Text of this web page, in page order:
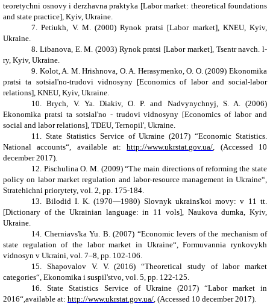
teoretychni osnovy i derzhavna praktyka [Labor market: theoretical foundations
and state practice], Kyiv, Ukraine.
7. Petiukh, V. M. (2000) Rynok pratsi [Labor market], KNEU, Kyiv,
Ukraine.
8. Libanova, E. M. (2003) Rynok pratsi [Labor market], Tsentr navch. l-
ry, Kyiv, Ukraine.
9. Kolot, A. M. Hrishnova, O. A. Herasymenko, O. O. (2009) Ekonomika
pratsi ta sotsial'no-trudovi vidnosyny [Economics of labor and social-labor
relations], KNEU, Kyiv, Ukraine.
10. Brych, V. Ya. Diakiv, O. P. and Nadvynychnyj, S. A. (2006)
Ekonomika pratsi ta sotsial'no - trudovi vidnosyny [Economics of labor and
social and labor relations], TDEU, Ternopil', Ukraine.
11. State Statistics Service of Ukraine (2017) “Economic Statistics.
National accounts“, available at:http://www.ukrstat.gov.ua/ , (Accessed 10
december 2017).
12. Pischulina O. M. (2009) “The main directions of reforming the state
policy on labor market regulation and labor-resource management in Ukraine“,
Stratehichni priorytety, vol. 2, pp. 175-184.
13. Bilodid I. K. (1970—1980) Slovnyk ukrains'koi movy: v 11 tt.
[Dictionary of the Ukrainian language: in 11 vols], Naukova dumka, Kyiv,
Ukraine.
14. Cherniavs'ka Yu. B. (2007) “Economic levers of the mechanism of
state regulation of the labor market in Ukraine“, Formuvannia rynkovykh
vidnosyn v Ukraini, vol. 7–8, pp. 102-106.
15. Shapovalov V. V. (2016) “Theoretical study of labor market
categories“, Ekonomika i suspil'stvo, vol. 5, pp. 122-125.
16. State Statistics Service of Ukraine (2017) “Labor market in
2016“,available at: http://www.ukrstat.gov.ua/ , (Accessed 10 december 2017).